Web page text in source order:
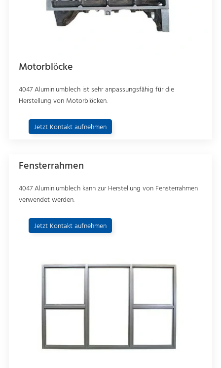
Motorblöcke
4047 Aluminiumblech ist sehr anpassungsfähig für die
Herstellung von Motorblöcken.
Jetzt Kontakt aufnehmen
Fensterrahmen
4047 Aluminiumblech kann zur Herstellung von Fensterrahmen
verwendet werden.
Jetzt Kontakt aufnehmen